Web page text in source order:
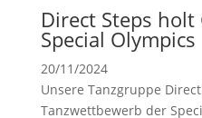
Direct Steps holt
Special Olympics
20/11/2024
Unsere Tanzgruppe
Tanzwett­be­werb der